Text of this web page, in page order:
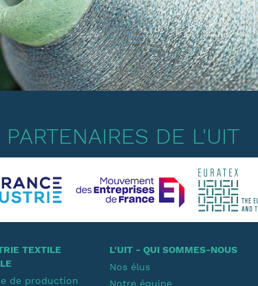
PARTENAIRES DE L'UIT
TEXTILE
de production
L'UIT - QUI SOMMES-NOUS
Nos élus
Notre équipe